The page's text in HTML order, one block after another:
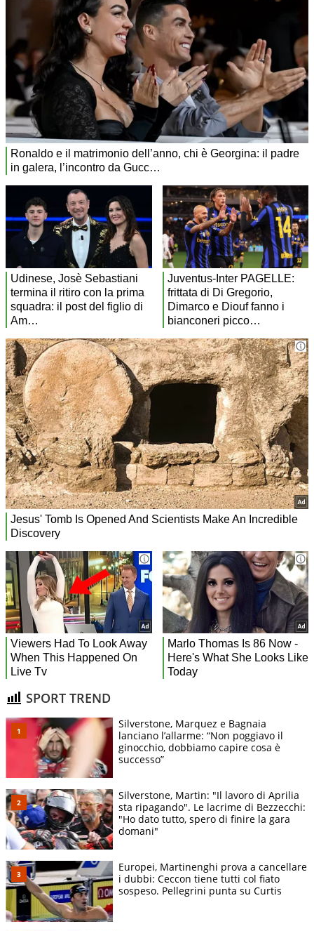
SPORT TREND
Silverstone, Marquez e Bagnaia
lanciano l’allarme: “Non poggiavo il
ginocchio, dobbiamo capire cosa è
successo”
Silverstone, Martin: "Il lavoro di Aprilia
sta ripagando". Le lacrime di Bezzecchi:
"Ho dato tutto, spero di finire la gara
domani"
Europei, Martinenghi prova a cancellare
i dubbi: Ceccon tiene tutti col fiato
sospeso. Pellegrini punta su Curtis